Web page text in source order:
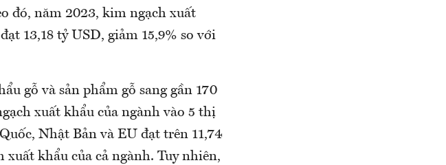
đó, năm 2023, kim ngạch xuất
13,18 tỷ USD, giảm 15,9% so với
gỗ và sản phẩm gỗ sang gần 170
xuất khẩu của ngành vào 5 thị
Nhật Bản và EU đạt trên 11,74
khẩu của cả ngành. Tuy nhiên,